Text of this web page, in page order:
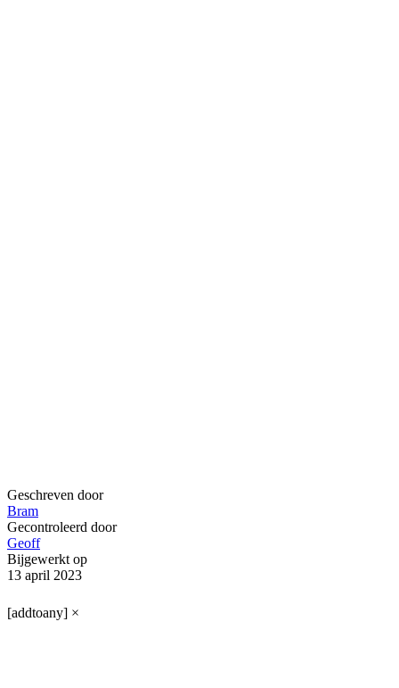
Geschreven door
Bram
Gecontroleerd door
Geoff
Bijgewerkt op
13 april 2023
[addtoany] ×